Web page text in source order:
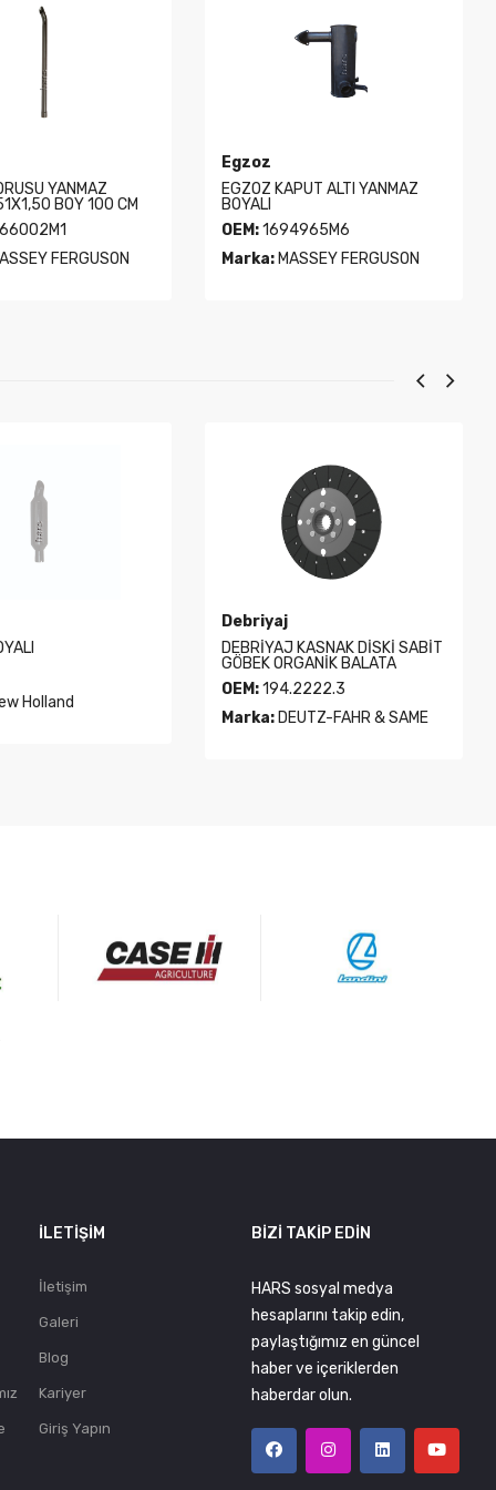
YANMAZ
BOY 100 CM
FERGUSON
Egzoz
EGZOZ KAPUT ALTI YANMAZ
BOYALI
OEM:1694965M6
Marka: MASSEY FERGUSON
Holland
Debriyaj
DEBRİYAJ KASNAK DİSKİ SABİT
GÖBEK ORGANİK BALATA
OEM:194.2222.3
Marka: DEUTZ-FAHR & SAME
İLETIŞIM
İletişim
Galeri
Blog
Kariyer
Giriş Yapın
BIZI TAKIP EDIN
HARS sosyal medya
hesaplarını takip edin,
paylaştığımız en güncel
haber ve içeriklerden
haberdar olun.